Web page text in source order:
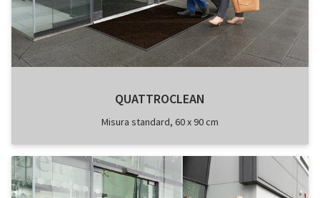
QUATTROCLEAN
Misura standard, 60 x 90 cm